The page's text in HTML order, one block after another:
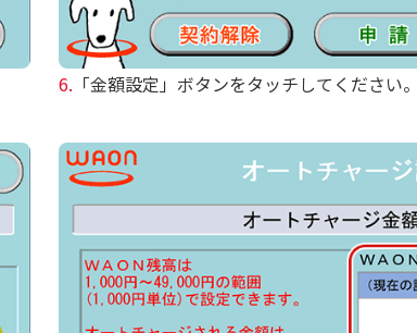
6. 「金額設定」ボタンをタッチしてください